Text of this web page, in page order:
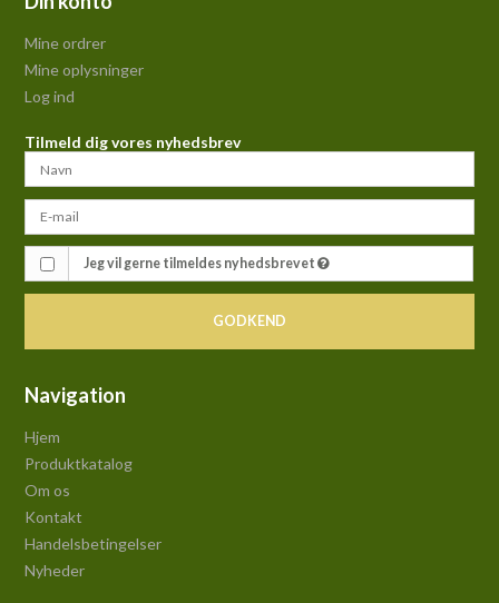
Mine ordrer
Mine oplysninger
Log ind
Tilmeld dig vores nyhedsbrev
Jeg vil gerne tilmeldes nyhedsbrevet
GODKEND
Navigation
Hjem
Produktkatalog
Om os
Kontakt
Handelsbetingelser
Nyheder